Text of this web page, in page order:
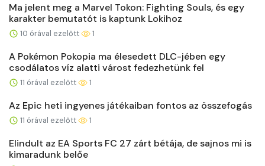
Ma jelent meg a Marvel Tokon: Fighting Souls, és egy
karakter bemutatót is kaptunk Lokihoz
10 órával ezelőtt 1
A Pokémon Pokopia ma élesedett DLC-jében egy
csodálatos víz alatti várost fedezhetünk fel
11 órával ezelőtt 1
Az Epic heti ingyenes játékaiban fontos az összefogás
11 órával ezelőtt 1
Elindult az EA Sports FC 27 zárt bétája, de sajnos mi is
kimaradunk belőe